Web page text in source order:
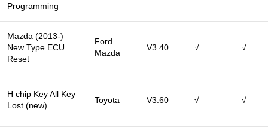
Programming
Mazda (2013-)
New Type ECU
Reset
Ford
Mazda
V3.40 √ √
H chip Key All Key
Lost (new)
Toyota V3.60 √ √